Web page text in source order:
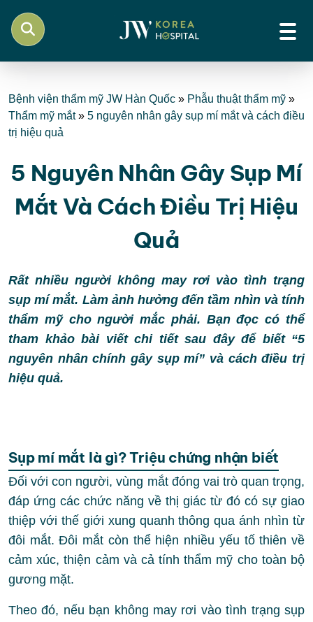
Bệnh viện thẩm mỹ JW Hàn Quốc » Phẫu thuật thẩm mỹ »
Thẩm mỹ mắt» 5 nguyên nhân gây sụp mí mắt và cách điều
trị hiệu quả
5 Nguyên Nhân Gây Sụp Mí
Mắt Và Cách Điều Trị Hiệu
Quả
Rất nhiều người không may rơi vào tình trạng
sụp mí mắt. Làm ảnh hưởng đến tầm nhìn và tính
thẩm mỹ cho người mắc phải. Bạn đọc có thể
tham khảo bài viết chi tiết sau đây để biết “5
nguyên nhân chính gây sụp mí” và cách điều trị
hiệu quả.
Sụp mí mắt là gì? Triệu chứng nhận biết
Đối với con người, vùng mắt đóng vai trò quan trọng,
đáp ứng các chức năng về thị giác từ đó có sự giao
thiệp với thế giới xung quanh thông qua ánh nhìn từ
đôi mắt. Đôi mắt còn thể hiện nhiều yếu tố thiên về
cảm xúc, thiện cảm và cả tính thẩm mỹ cho toàn bộ
gương mặt.
Theo đó, nếu bạn không may rơi vào tình trạng sụp